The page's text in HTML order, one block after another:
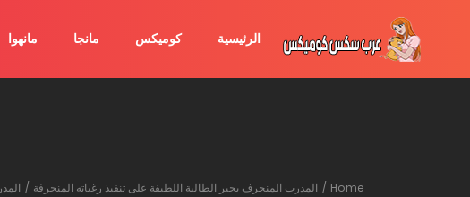
الرئيسية كوميكس مانجا مانهوا
Home المدرب المنحرف يجبر الطالبة اللطيفة على تنفيذ رغباته المنحرفة